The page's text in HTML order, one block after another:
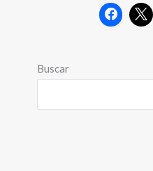
Buscar